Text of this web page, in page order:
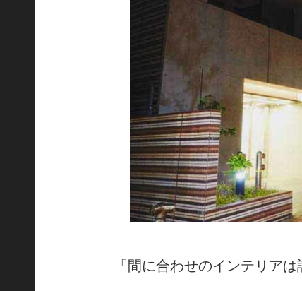
「間に合わせのインテリア